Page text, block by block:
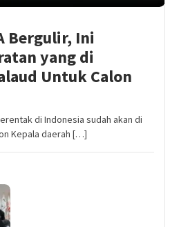
Bergulir, Ini
yang di
Untuk Calon
di Indonesia sudah akan di
Kepala daerah […]